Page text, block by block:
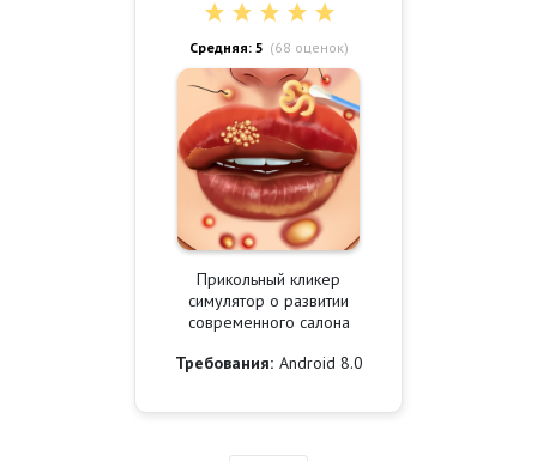
Средняя: 5 (68 оценок)
Прикольный кликер
симулятор о развитии
современного салона
Требования: Android 8.0